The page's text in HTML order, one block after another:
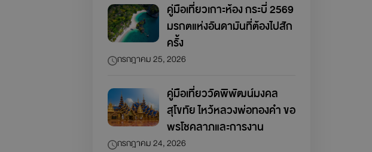
คู่มือเที่ยวเกาะห้อง กระบี่ 2569
มรกตแห่งอันดามันที่ต้องไปสัก
ครั้ง
กรกฎาคม 25, 2026
คู่มือเที่ยววัดพิพัฒน์มงคล
สุโขทัย ไหว้หลวงพ่อทองคำ ขอ
พรโชคลาภและการงาน
กรกฎาคม 24, 2026